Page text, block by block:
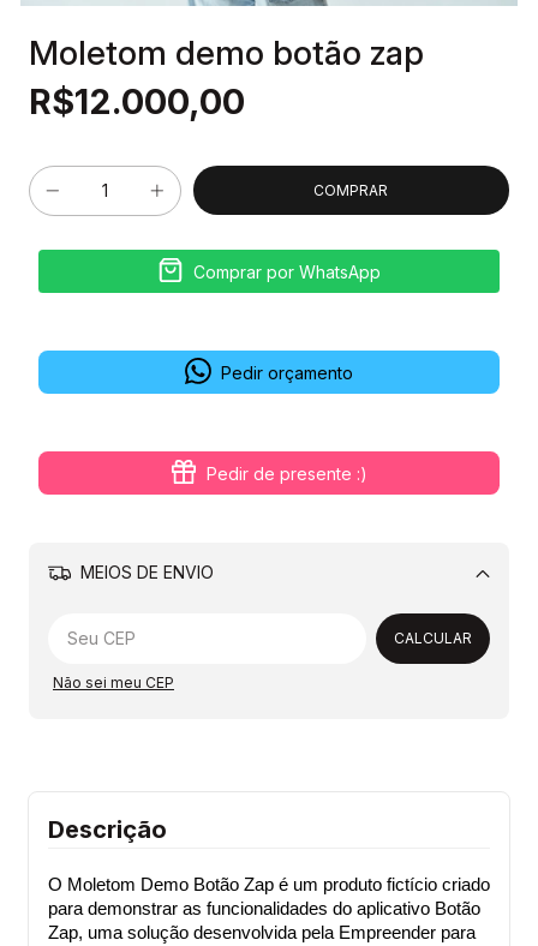
Moletom demo botão zap
R$12.000,00
Comprar por WhatsApp
Pedir orçamento
Pedir de presente :)
MEIOS DE ENVIO
Alterar CEP
CALCULAR
Não sei meu CEP
Descrição
O Moletom Demo Botão Zap é um produto fictício criado
para demonstrar as funcionalidades do aplicativo Botão
Zap, uma solução desenvolvida pela Empreender para